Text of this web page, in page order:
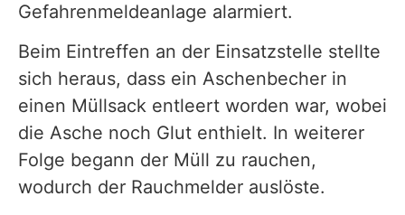
Gefahrenmeldeanlage alarmiert.
Beim Eintreffen an der Einsatzstelle stellte
sich heraus, dass ein Aschenbecher in
einen Müllsack entleert worden war, wobei
die Asche noch Glut enthielt. In weiterer
Folge begann der Müll zu rauchen,
wodurch der Rauchmelder auslöste.